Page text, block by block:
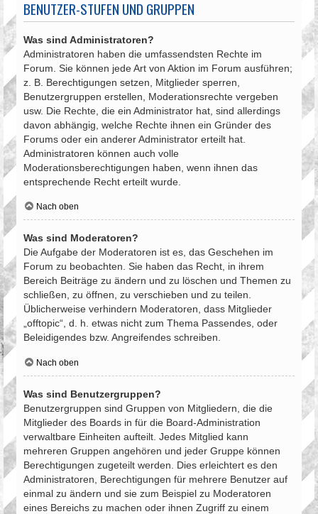
BENUTZER-STUFEN UND GRUPPEN
Was sind Administratoren?
Administratoren haben die umfassendsten Rechte im
Forum. Sie können jede Art von Aktion im Forum ausführen;
z. B. Berechtigungen setzen, Mitglieder sperren,
Benutzergruppen erstellen, Moderationsrechte vergeben
usw. Die Rechte, die ein Administrator hat, sind allerdings
davon abhängig, welche Rechte ihnen ein Gründer des
Forums oder ein anderer Administrator erteilt hat.
Administratoren können auch volle
Moderationsberechtigungen haben, wenn ihnen das
entsprechende Recht erteilt wurde.
Nach oben
Was sind Moderatoren?
Die Aufgabe der Moderatoren ist es, das Geschehen im
Forum zu beobachten. Sie haben das Recht, in ihrem
Bereich Beiträge zu ändern und zu löschen und Themen zu
schließen, zu öffnen, zu verschieben und zu teilen.
Üblicherweise verhindern Moderatoren, dass Mitglieder
„offtopic“, d. h. etwas nicht zum Thema Passendes, oder
Beleidigendes bzw. Angreifendes schreiben.
Nach oben
Was sind Benutzergruppen?
Benutzergruppen sind Gruppen von Mitgliedern, die die
Mitglieder des Boards in für die Board-Administration
verwaltbare Einheiten aufteilt. Jedes Mitglied kann
mehreren Gruppen angehören und jeder Gruppe können
Berechtigungen zugeteilt werden. Dies erleichtert es den
Administratoren, Berechtigungen für mehrere Benutzer auf
einmal zu ändern und sie zum Beispiel zu Moderatoren
eines Bereichs zu machen oder ihnen Zugriff zu einem